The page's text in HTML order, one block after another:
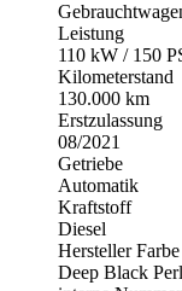
Leistung
110 kW / 150
Kilometerstand
130.000 km
Erstzulassung
08/2021
Getriebe
Automatik
Kraftstoff
Diesel
Hersteller Farbe
Deep Black